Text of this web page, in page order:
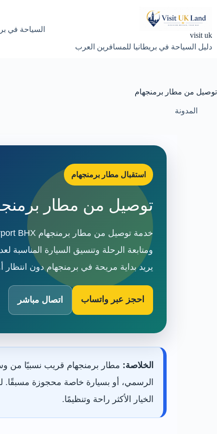
المحتوى
visit uk
دليل السياحة في بريطانيا للمسافرين العرب
السياحة في
توصيل من مطار برمنجهام
المدونة
استقبال مطار برمنجهام
توصيل من مطار
ومتابعة الرحلة وتنسيق السيارة المناسبة
يريد بداية مريحة في برمنجهام دون انتظار
احجز عبر واتساب اتصال مباشر
الخلاصة:
الرسمي، أو بسيارة خاصة محجوزة مسبقًا.
الخيار الأكثر راحة وتنظيمًا.